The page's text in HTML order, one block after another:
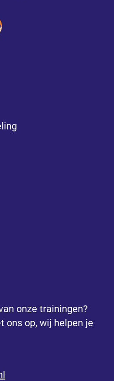
onze trainingen?
ons op, wij helpen je